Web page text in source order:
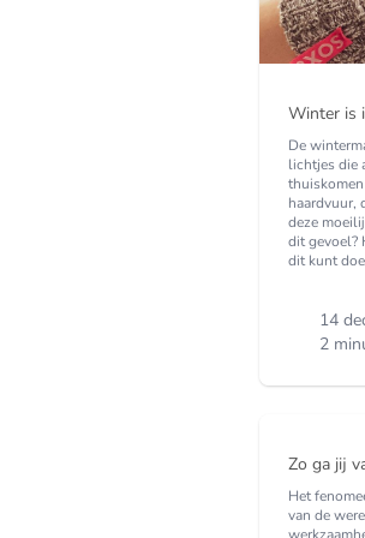
Winter is
De
lichtjes die
haardvuur,
deze
dit gevoel?
dit kunt
14
2
Zo ga jij
Het
van de